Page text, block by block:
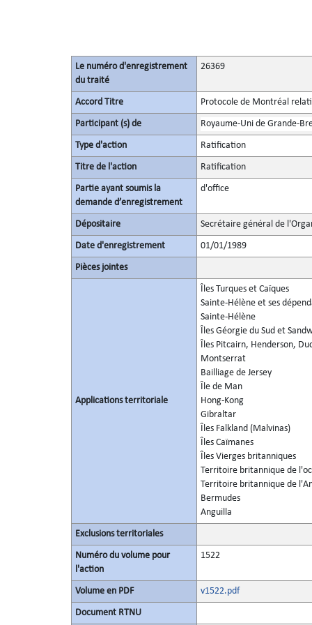
Le numéro d'enregistrement
du traité
26369
Accord Titre Protocole de Montréal
Participant (s) de Royaume-Uni de Grande-
Type d'action Ratification
Titre de l'action Ratification
Partie ayant soumis la
demande d’enregistrement
d'office
Dépositaire Secrétaire général de
Date d'enregistrement 01/01/1989
Pièces jointes
Applications territoriale
Îles Turques et Caïques
Sainte-Hélène et ses
Sainte-Hélène
Îles Géorgie du Sud et
Îles Pitcairn, Henderson,
Montserrat
Bailliage de Jersey
Île de Man
Hong-Kong
Gibraltar
Îles Falkland (Malvinas)
Îles Caïmanes
Îles Vierges britanniques
Territoire britannique de
Territoire britannique de
Bermudes
Anguilla
Exclusions territoriales
Numéro du volume pour
l'action
1522
Volume en PDF v1522.pdf
Document RTNU